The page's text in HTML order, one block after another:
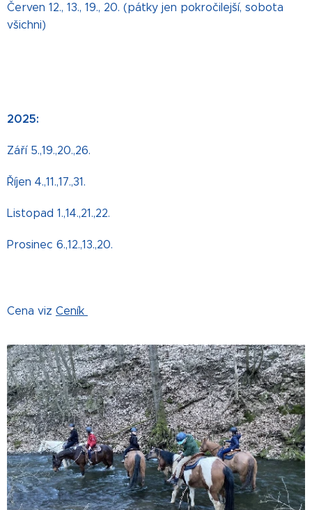
Červen 12., 13., 19., 20. (pátky jen pokročilejší, sobota
všichni)
2025:
Září 5.,19.,20.,26.
Říjen 4.,11.,17.,31.
Listopad 1.,14.,21.,22.
Prosinec 6.,12.,13.,20.
Cena viz Ceník